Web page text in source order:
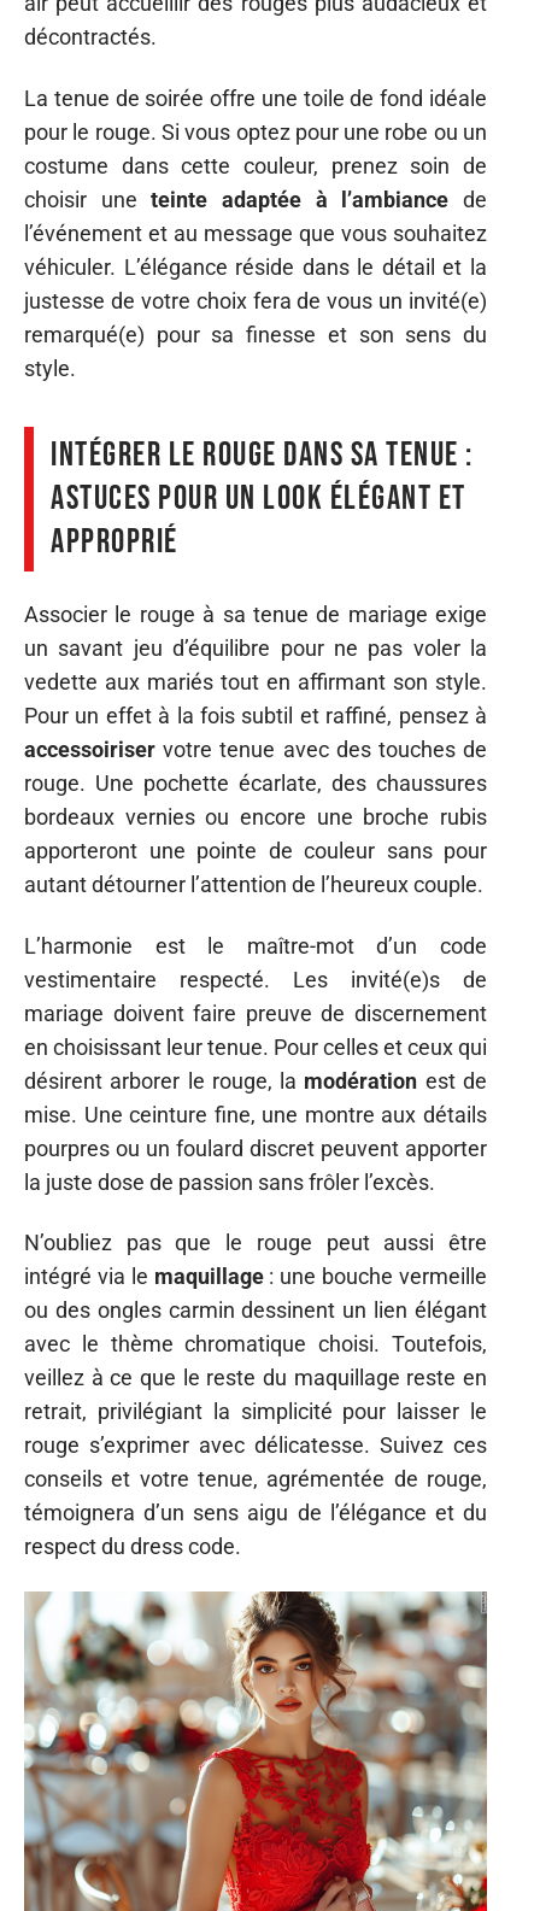
décontractés.
La tenue de soirée offre une toile de fond idéale
pour le rouge. Si vous optez pour une robe ou un
costume dans cette couleur, prenez soin de
choisir uneteinte adaptée à l’ambiance de
l’événement et au message que vous souhaitez
véhiculer. L’élégance réside dans le détail et la
justesse de votre choix fera de vous un invité(e)
remarqué(e) pour sa finesse et son sens du
style.
Intégrer le rouge dans sa tenue :
astuces pour un look élégant et
approprié
Associer le rouge à sa tenue de mariage exige
un savant jeu d’équilibre pour ne pas voler la
vedette aux mariés tout en affirmant son style.
Pour un effet à la fois subtil et raffiné, pensez à
accessoiriser votre tenue avec des touches de
rouge. Une pochette écarlate, des chaussures
bordeaux vernies ou encore une broche rubis
apporteront une pointe de couleur sans pour
autant détourner l’attention de l’heureux couple.
L’harmonie est le maître-mot d’un code
vestimentaire respecté. Les invité(e)s de
mariage doivent faire preuve de discernement
en choisissant leur tenue. Pour celles et ceux qui
désirent arborer le rouge, la modération est de
mise. Une ceinture fine, une montre aux détails
pourpres ou un foulard discret peuvent apporter
la juste dose de passion sans frôler l’excès.
N’oubliez pas que le rouge peut aussi être
intégré via le maquillage: une bouche vermeille
ou des ongles carmin dessinent un lien élégant
avec le thème chromatique choisi. Toutefois,
veillez à ce que le reste du maquillage reste en
retrait, privilégiant la simplicité pour laisser le
rouge s’exprimer avec délicatesse. Suivez ces
conseils et votre tenue, agrémentée de rouge,
témoignera d’un sens aigu de l’élégance et du
respect du dress code.